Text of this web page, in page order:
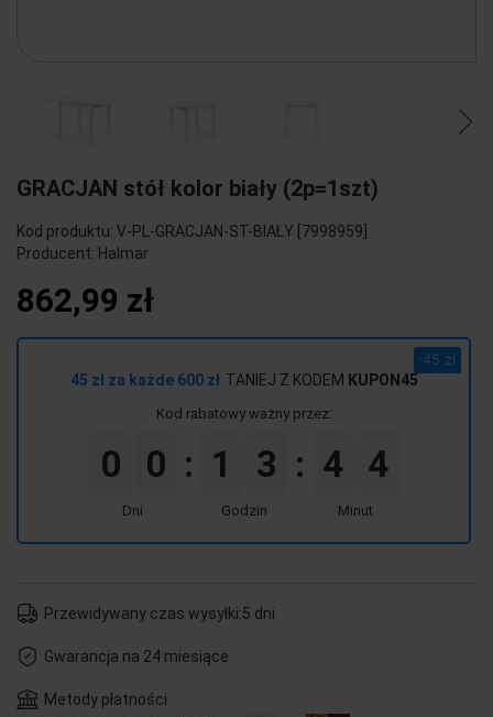
GRACJAN stół kolor biały (2p=1szt)
Kod produktu: V-PL-GRACJAN-ST-BIAŁY [7998959]
Producent: Halmar
862,99 zł
45 zł za każde 600 zł TANIEJ Z KODEM KUPON45
Kod rabatowy ważny przez:
-45 zł
0 0
Dni
: 1 3
Godzin
: 4 4
Minut
Przewidywany czas wysyłki:5 dni
Gwarancja na 24 miesiące
Metody płatności